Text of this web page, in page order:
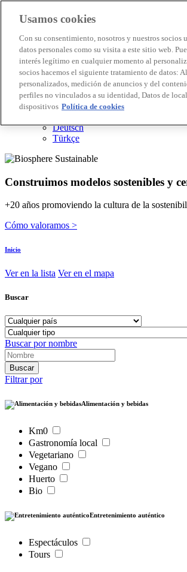
Empresas Biosphere
Cómo valoramos
Quienes somos
ES
English
Português
Français
Deutsch
Türkçe
Construimos modelos sostenibles y
+20 años promoviendo la cultura de la
Cómo valoramos >
Inicio
Ver en la lista Ver en el mapa
Buscar
Buscar por nombre
Filtrar por
Alimentación y bebidas
Km0
Gastronomía local
Vegetariano
Vegano
Huerto
Bio
Entretenimiento auténtico
Espectáculos
Tours
Usamos cookies
Con su consentimiento, nosotros y nuestros socios
datos personales como su visita a este sitio web.
interés legítimo en cualquier momento al
socios hacemos el siguiente tratamiento de datos:
personalizados, medición de anuncios y del
perfiles no vinculados a su identidad, Datos de
dispositivos Política de cookies